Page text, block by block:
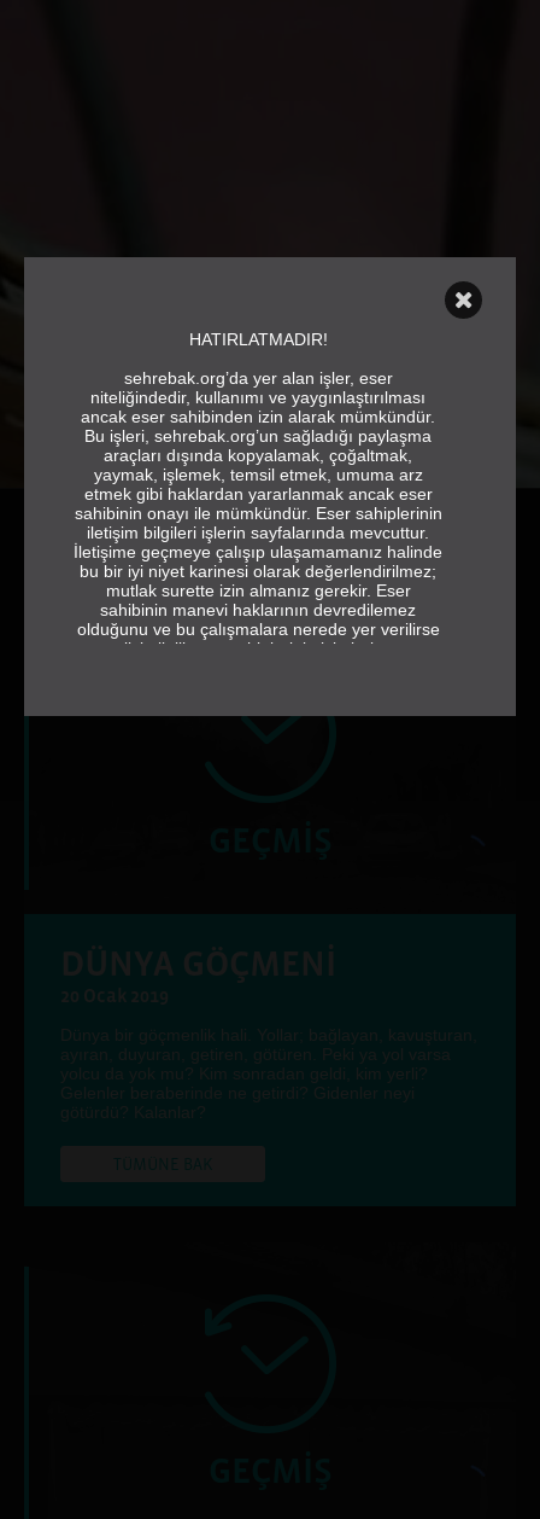
HATIRLATMADIR!
sehrebak.org’da yer alan işler, eser
niteliğindedir, kullanımı ve yaygınlaştırılması
ancak eser sahibinden izin alarak mümkündür.
Bu işleri, sehrebak.org’un sağladığı paylaşma
araçları dışında kopyalamak, çoğaltmak,
yaymak, işlemek, temsil etmek, umuma arz
etmek gibi haklardan yararlanmak ancak eser
sahibinin onayı ile mümkündür. Eser sahiplerinin
iletişim bilgileri işlerin sayfalarında mevcuttur.
İletişime geçmeye çalışıp ulaşamamanız halinde
bu bir iyi niyet karinesi olarak değerlendirilmez;
mutlak surette izin almanız gerekir. Eser
sahibinin manevi haklarının devredilemez
olduğunu ve bu çalışmalara nerede yer verilirse
verilsin ilgili eser sahiplerinin isimlerine ve
DÜNYA GÖÇMENİ
20 Ocak 2019
Dünya bir göçmenlik hali. Yollar; bağlayan, kavuşturan,
ayıran, duyuran, getiren, götüren. Peki ya yol varsa
yolcu da yok mu? Kim sonradan geldi, kim yerli?
Gelenler beraberinde ne getirdi? Gidenler neyi
götürdü? Kalanlar?
TÜMÜNE BAK